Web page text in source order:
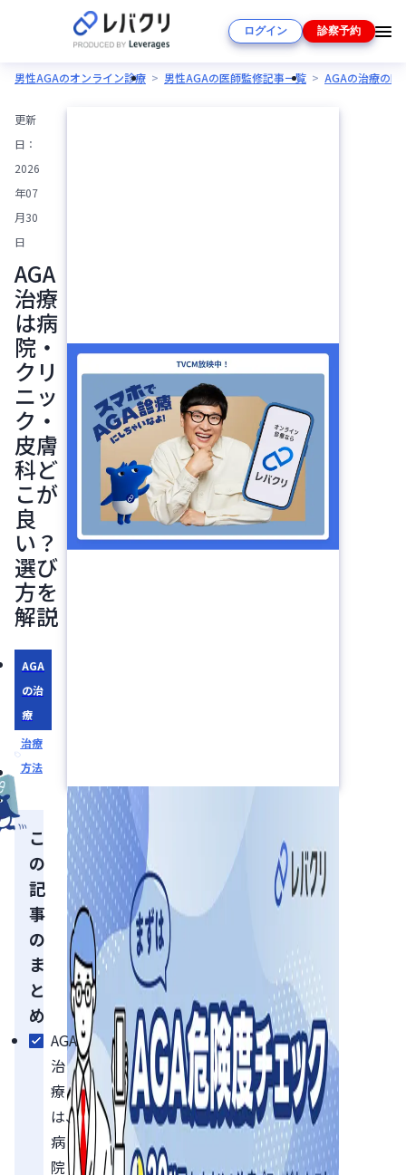
ログイン 診察予約
男性AGAのオンライン診療 男性AGAの医師監修記事一覧 AGAの治療の医
更新
日：
2026
年07
月30
日
AGA
治療
は病
院・
クリ
ニッ
ク・
皮膚
科ど
こが
良
い？
選び
方を
解説
AGA
の治
療
治療
方法
こ
の
記
事
の
ま
と
め
AGA
治
療
は、
病
院